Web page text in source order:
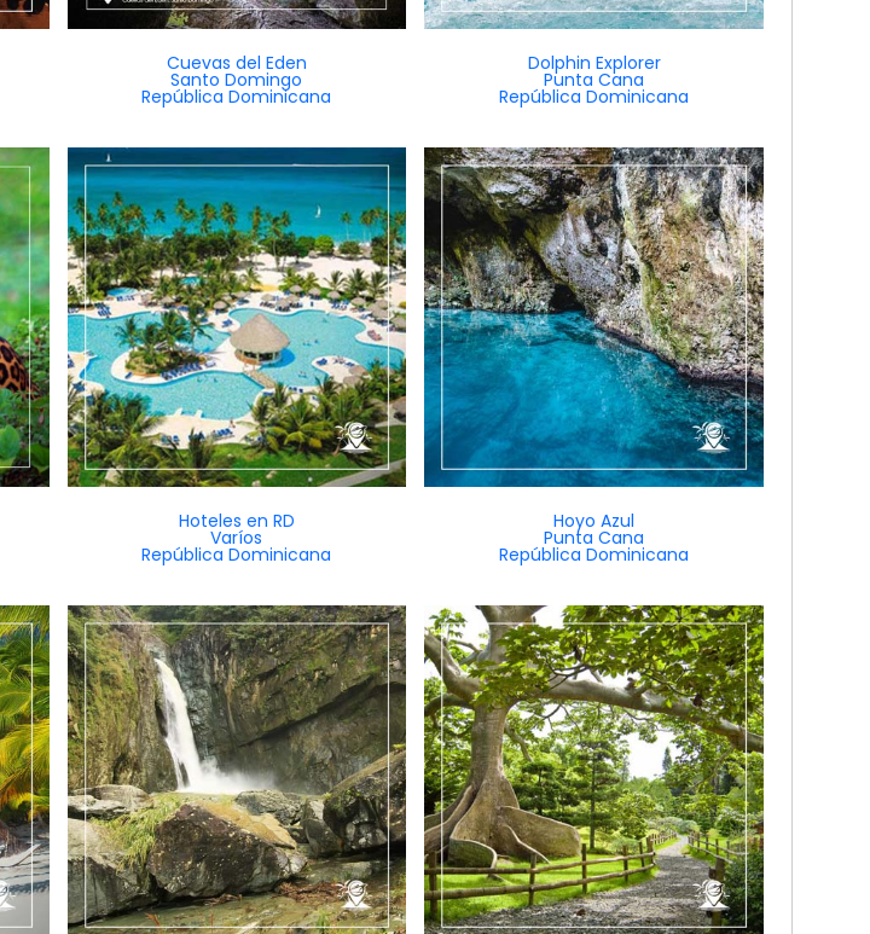
Cuevas del Eden
Santo Domingo
República Dominicana
Dolphin Explorer
Punta Cana
República Dominicana
Hoteles en RD
Varíos
República Dominicana
Hoyo Azul
Punta Cana
República Dominicana